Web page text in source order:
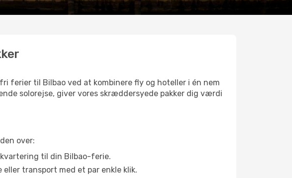
ferier til Bilbao ved at kombinere fly og hoteller i én nem
solorejse, giver vores skræddersyede pakker dig værdi
over:
til din Bilbao-ferie.
transport med et par enkle klik.